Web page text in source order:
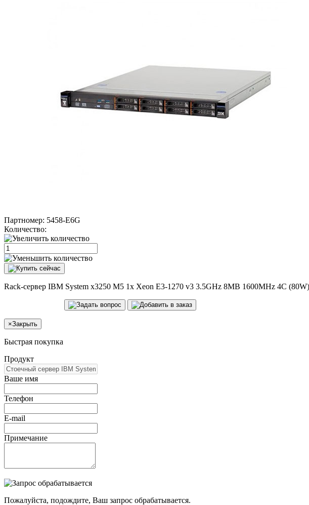
Партномер: 5458-E6G
Количество:
Rack-сервер IBM System x3250 M5 1x Xeon E3-1270 v3 3.5GHz 8MB 1600MHz 4C
×Закрыть
Быстрая покупка
Продукт
Ваше имя
Телефон
E-mail
Примечание
Пожалуйста, подождите, Ваш запрос обрабатывается.